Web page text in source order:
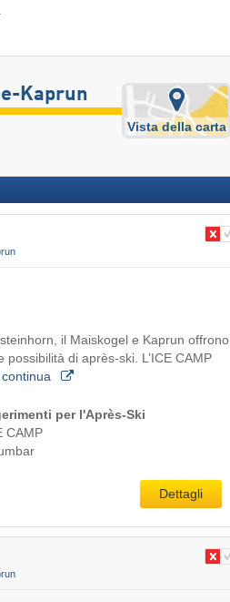
Kaprun
Vista della carta
il Maiskogel e Kaprun offrono
possibilità di après-ski. L’ICE CAMP
continua
per l'Après-Ski
CAMP
Dettagli